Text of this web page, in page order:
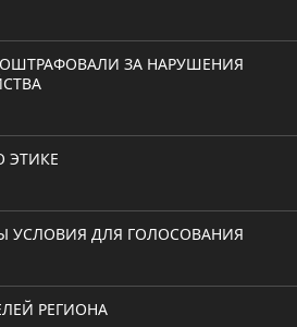
ЗА НАРУШЕНИЯ
ЭТИКЕ
УСЛОВИЯ ДЛЯ ГОЛОСОВАНИЯ
РЕГИОНА